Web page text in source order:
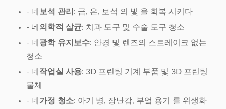
- 네 보석 관리 : 금, 은, 보석 의 빛 을 회복 시키다
- 네 의학적 살균: 치과 도구 및 수술 도구 청소
- 네 광학 유지보수: 안경 및 렌즈의 스트레이크 없는
청소
- 네 작업실 사용: 3D 프린팅 기계 부품 및 3D 프린팅
물체
- 네 가정 청소: 아기 병, 장난감, 부엌 용기 를 위생화